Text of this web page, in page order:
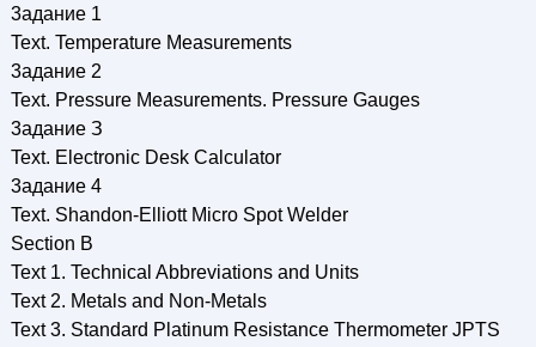
3аданиe 1
Text. Temperature Measurements
3аданиe 2
Text. Pressure Measurements. Pressure Gauges
3аданиe З
Text. Electronic Desk Calculator
3аданиe 4
Text. Shandon-Elliott Micro Spot Welder
Section В
Text 1. Technical Abbreviations and Units
Text 2. Metals and Non-Metals
Text 3. Standard Platinum Resistance Thermometer JPTS